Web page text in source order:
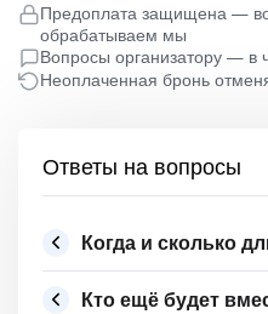
Предоплата защищена —
обрабатываем мы
Вопросы организатору — в
Неоплаченная бронь
Ответы на вопросы
Когда и сколько
Кто ещё будет